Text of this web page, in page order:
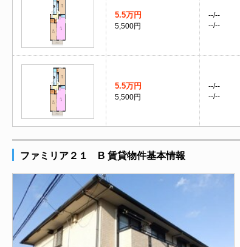
5.5万円
5,500円
--/--
--/--
5.5万円
5,500円
--/--
--/--
ファミリア２１ B 賃貸物件基本情報